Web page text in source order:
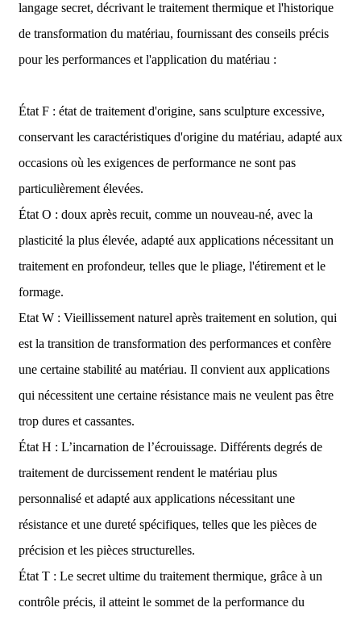
langage secret, décrivant le traitement thermique et l'historique
de transformation du matériau, fournissant des conseils précis
pour les performances et l'application du matériau :
État F : état de traitement d'origine, sans sculpture excessive,
conservant les caractéristiques d'origine du matériau, adapté aux
occasions où les exigences de performance ne sont pas
particulièrement élevées.
État O : doux après recuit, comme un nouveau-né, avec la
plasticité la plus élevée, adapté aux applications nécessitant un
traitement en profondeur, telles que le pliage, l'étirement et le
formage.
Etat W : Vieillissement naturel après traitement en solution, qui
est la transition de transformation des performances et confère
une certaine stabilité au matériau. Il convient aux applications
qui nécessitent une certaine résistance mais ne veulent pas être
trop dures et cassantes.
État H : L’incarnation de l’écrouissage. Différents degrés de
traitement de durcissement rendent le matériau plus
personnalisé et adapté aux applications nécessitant une
résistance et une dureté spécifiques, telles que les pièces de
précision et les pièces structurelles.
État T : Le secret ultime du traitement thermique, grâce à un
contrôle précis, il atteint le sommet de la performance du